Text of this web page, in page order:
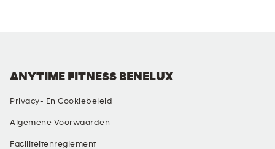
ANYTIME FITNESS BENELUX
Privacy- En Cookiebeleid
Algemene Voorwaarden
Faciliteitenreglement